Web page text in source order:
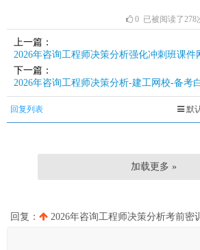
0 已被阅读了278
上一篇：
2026年咨询工程师决策分析强化冲刺班课件
下一篇：
2026年咨询工程师决策分析-建工网校-备考
回复列表 默
加载更多 »
回复： 2026年咨询工程师决策分析考前密